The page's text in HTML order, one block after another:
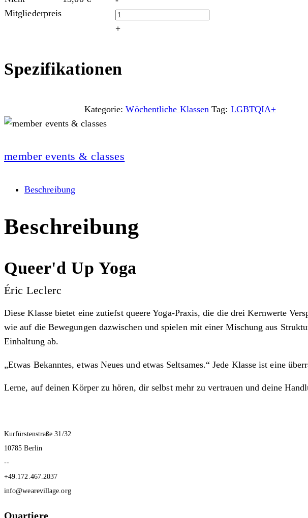
Mitgliederpreis
+
Spezifikationen
Kategorie: Wöchentliche Klassen Tag: LGBTQIA+
member events & classes
Beschreibung
Beschreibung
Queer'd Up Yoga
Éric Leclerc
Diese Klasse bietet eine zutiefst queere Yoga-Praxis, die die drei Kernwerte
wie auf die Bewegungen dazwischen und spielen mit einer Mischung aus
Einhaltung ab.
„Etwas Bekanntes, etwas Neues und etwas Seltsames.“ Jede Klasse ist eine
Lerne, auf deinen Körper zu hören, dir selbst mehr zu vertrauen und deine
Kurfürstenstraße 31/32
10785 Berlin
--
+49.172.467.2037
info@wearevillage.org
Quartiere